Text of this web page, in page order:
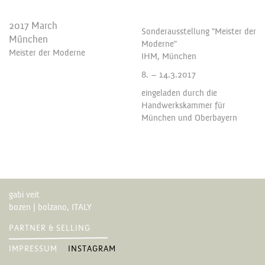
2017 March
München
Meister der Moderne
Sonderausstellung "Meister der
Moderne"
IHM, München
8. – 14.3.2017
eingeladen durch die
Handwerkskammer für
München und Oberbayern
gabi veit
bozen | bolzano, ITALY
PARTNER & SELLING
IMPRESSUM INSTAGRAM